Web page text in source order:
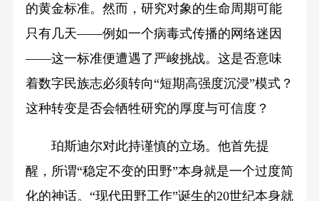
的黄金标准。然而，研究对象的生命周期可能
只有几天——例如一个病毒式传播的网络迷因
——这一标准便遭遇了严峻挑战。这是否意味
着数字民族志必须转向“短期高强度沉浸”模式？
这种转变是否会牺牲研究的厚度与可信度？
珀斯迪尔对此持谨慎的立场。他首先提
醒，所谓“稳定不变的田野”本身就是一个过度简
化的神话。“现代田野工作”诞生的20世纪本身就